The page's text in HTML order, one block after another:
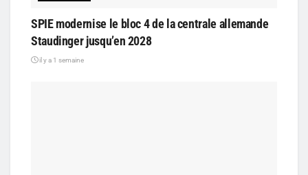
SPIE modernise le bloc 4 de la centrale allemande
Staudinger jusqu’en 2028
il y a 1 semaine